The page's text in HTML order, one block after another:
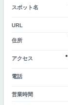
スポット名
URL
住所
アクセス
電話
営業時間